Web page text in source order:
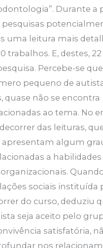
Durante a
uma leitura mais
trabalhos. E, destes,
Percebe-se
pequeno de
quase não se encontra
ao tema. No
das leituras,
apresentam algum
a habilidades
sociais instituída
do curso, deduziu
seja aceito pelo
satisfatória,
nos